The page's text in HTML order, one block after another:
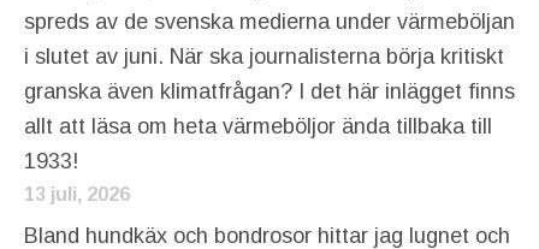
spreds av de svenska medierna under värmeböljan
i slutet av juni. När ska journalisterna börja kritiskt
granska även klimatfrågan? I det här inlägget finns
allt att läsa om heta värmeböljor ända tillbaka till
1933!
13 juli, 2026
Bland hundkäx och bondrosor hittar jag lugnet och